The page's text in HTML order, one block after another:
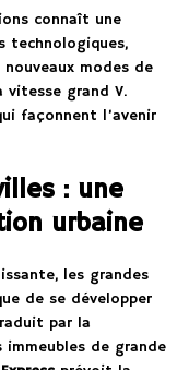
connaît une
technologiques,
modes de
vitesse grand V.
façonnent l’avenir
: une
urbaine
les grandes
de se développer
par la
de grande